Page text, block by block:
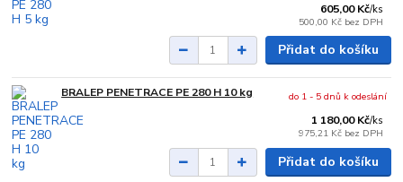
605,00 Kč/ks
500,00 Kč bez DPH
Přidat do košíku
BRALEP PENETRACE PE 280 H 10 kg
1 180,00 Kč/ks
975,21 Kč bez DPH
do 1 - 5 dnů k odeslání
Přidat do košíku